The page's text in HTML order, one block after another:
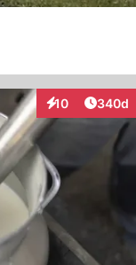
10
Interaktionen
340d